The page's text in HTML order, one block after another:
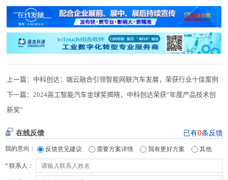
上一篇： 中科创达：端云融合引领智能网联汽车发展，荣获行业十佳案例
下一篇：2024高工智能汽车金球奖揭晓，中科创达荣获“年度产品技术创
新奖”